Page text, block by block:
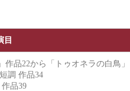
目
品22から「トゥオネラの白鳥」
調 作品34
作品39